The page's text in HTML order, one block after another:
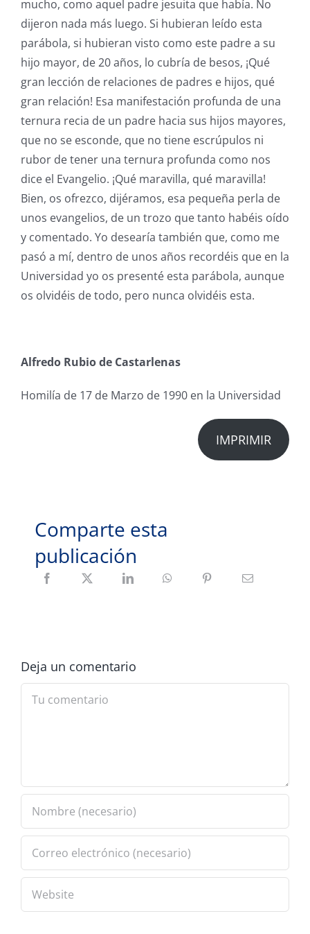
mucho, como aquel padre jesuita que había. No
dijeron nada más luego. Si hubieran leído esta
parábola, si hubieran visto como este padre a su
hijo mayor, de 20 años, lo cubría de besos, ¡Qué
gran lección de relaciones de padres e hijos, qué
gran relación! Esa manifestación profunda de una
ternura recia de un padre hacia sus hijos mayores,
que no se esconde, que no tiene escrúpulos ni
rubor de tener una ternura profunda como nos
dice el Evangelio. ¡Qué maravilla, qué maravilla!
Bien, os ofrezco, dijéramos, esa pequeña perla de
unos evangelios, de un trozo que tanto habéis oído
y comentado. Yo desearía también que, como me
pasó a mí, dentro de unos años recordéis que en la
Universidad yo os presenté esta parábola, aunque
os olvidéis de todo, pero nunca olvidéis esta.
Alfredo Rubio de Castarlenas
Homilía de 17 de Marzo de 1990 en la Universidad
IMPRIMIR
Comparte esta
publicación
Deja un comentario
Comment